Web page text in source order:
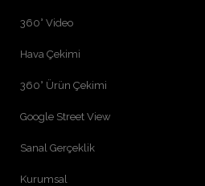
360° Video
Hava Çekimi
360° Ürün Çekimi
Google Street View
Sanal Gerçeklik
Kurumsal